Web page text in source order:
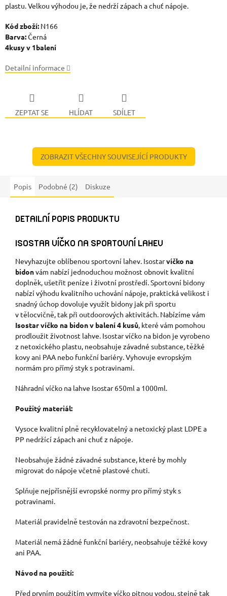
plastu. Velkou výhodou je, že nedrží zápach a chuť nápoje.
Kód zboží: N166
Barva:Černá
4kusy v 1balení
Detailní informace
ZEPTAT SE HLÍDAT SDÍLET
ZOBRAZIT VŠECHNY SOUVISEJÍCÍ PRODUKTY
Popis Podobné (2) Diskuze
DETAILNÍ POPIS PRODUKTU
ISOSTAR VÍČKO NA SPORTOVNÍ LAHEV
Nevyhazujte oblíbenou sportovní lahev. Isostarvíčko na
bidonvám nabízí jednoduchou možnost obnovit kvalitní
doplněk, ušetřit peníze i životní prostředí. Sportovní bidony
nabízí výhodu kvalitního uchování nápoje, praktická velikost i
snadný úchop dovoluje využít bidony jak při sportu
v tělocvičně, tak při outdoorových aktivitách. Nabízíme vám
Isostar víčko na bidon v balení 4 kusů, které vám pomohou
prodloužit životnost lahve. Isostar víčko na bidon je vyrobeno
z netoxického plastu, neobsahuje závadné substance, těžké
kovy ani PAA nebo funkční bariéry. Vyhovuje evropským
normám pro přímý styk s potravinami.
Náhradní víčko na lahve Isostar 650ml a 1000ml.
Použitý materiál:
Vysoce kvalitní plně recyklovatelný a netoxický plast LDPE a
PP nedržící zápach ani chuť z nápoje.
Neobsahuje žádné závadné substance, které by mohly
migrovat do nápoje včetně plastové chuti.
Splňuje nejpřísnější evropské normy pro přímý styk s
potravinami.
Materiál pravidelně testován na zdravotní bezpečnost.
Materiál nemá žádné funkční bariéry, neobsahuje těžké kovy
ani PAA.
Návod na použití:
Před prvním použitím vymyjte víčko pitnou vodou, stejně tak